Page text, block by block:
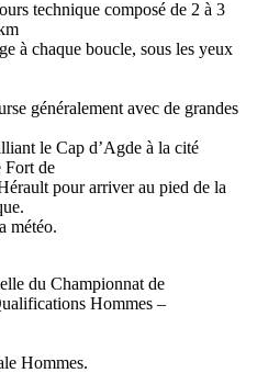
technique composé de 2 à 3
à chaque boucle, sous les yeux
généralement avec de grandes
le Cap d’Agde à la cité
Fort de
pour arriver au pied de la
météo.
du Championnat de
Hommes –
Hommes.